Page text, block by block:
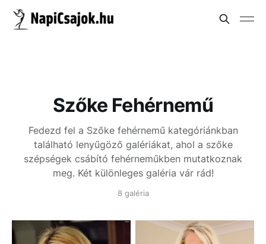
Szőke Fehérnemű
Fedezd fel a Szőke fehérnemű kategóriánkban
található lenyűgöző galériákat, ahol a szőke
szépségek csábító fehérneműkben mutatkoznak
meg. Két különleges galéria vár rád!
8 galéria